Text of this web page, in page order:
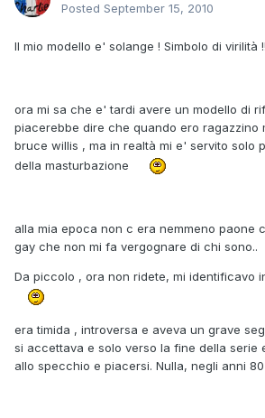
Posted September 15, 2010
Il mio modello e' solange ! Simbolo di virilità
ora mi sa che e' tardi avere un modello di
piacerebbe dire che quando ero ragazzino
bruce willis , ma in realtà mi e' servito solo
della masturbazione
alla mia epoca non c era nemmeno paone
gay che non mi fa vergognare di chi sono..
Da piccolo , ora non ridete, mi identificavo
era timida , introversa e aveva un grave
si accettava e solo verso la fine della serie
allo specchio e piacersi. Nulla, negli anni